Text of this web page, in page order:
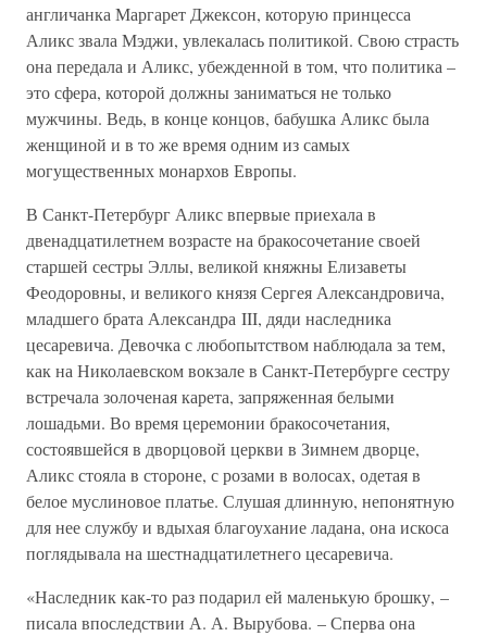
англичанка Маргарет Джексон, которую принцесса
Аликс звала Мэджи, увлекалась политикой. Свою страсть
она передала и Аликс, убежденной в том, что политика –
это сфера, которой должны заниматься не только
мужчины. Ведь, в конце концов, бабушка Аликс была
женщиной и в то же время одним из самых
могущественных монархов Европы.
В Санкт-Петербург Аликс впервые приехала в
двенадцатилетнем возрасте на бракосочетание своей
старшей сестры Эллы, великой княжны Елизаветы
Феодоровны, и великого князя Сергея Александровича,
младшего брата Александра III, дяди наследника
цесаревича. Девочка с любопытством наблюдала за тем,
как на Николаевском вокзале в Санкт-Петербурге сестру
встречала золоченая карета, запряженная белыми
лошадьми. Во время церемонии бракосочетания,
состоявшейся в дворцовой церкви в Зимнем дворце,
Аликс стояла в стороне, с розами в волосах, одетая в
белое муслиновое платье. Слушая длинную, непонятную
для нее службу и вдыхая благоухание ладана, она искоса
поглядывала на шестнадцатилетнего цесаревича.
«Наследник как-то раз подарил ей маленькую брошку, –
писала впоследствии А. А. Вырубова. – Сперва она